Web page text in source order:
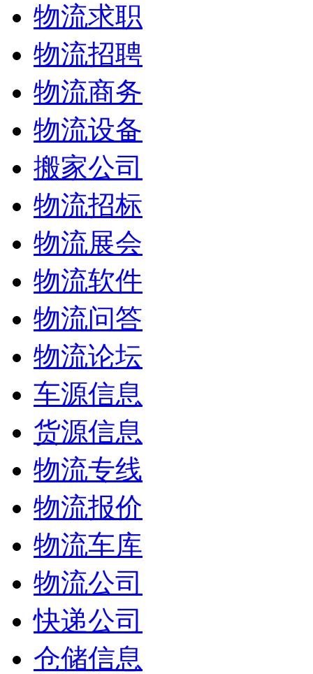
物流求职
物流招聘
物流商务
物流设备
搬家公司
物流招标
物流展会
物流软件
物流问答
物流论坛
车源信息
货源信息
物流专线
物流报价
物流车库
物流公司
快递公司
仓储信息